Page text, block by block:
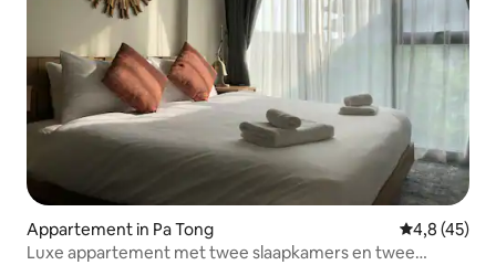
Appartement in Pa Tong
4,8 (45)
Luxe appartement met twee slaapkamers en twee